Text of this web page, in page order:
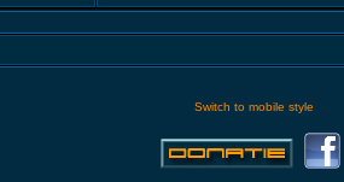
Switch to mobile style